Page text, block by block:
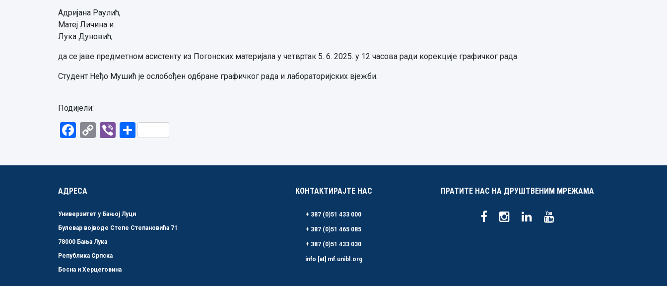
Адријана Раулић,
Матеј Личина и
Лука Дуновић,
да се јаве предметном асистенту из Погонских материјала у четвртак 5. 6. 2025. у 12 часова ради корекције графичког рада.
Студент Неђо Мушић је ослобођен одбране графичког рада и лабораторијских вјежби.
Подијели:
Facebook
CopyViberShare
АДРЕСА
Универзитет у Бањој Луци
Булевар војводе Степе Степановића 71
78000 Бања Лука
Република Српска
Босна и Херцеговина
КОНТАКТИРАЈТЕ НАС
+ 387 (0)51 433 000
+ 387 (0)51 465 085
+ 387 (0)51 433 030
info [at] mf.unibl.org
ПРАТИТЕ НАС НА ДРУШТВЕНИМ МРЕЖАМА